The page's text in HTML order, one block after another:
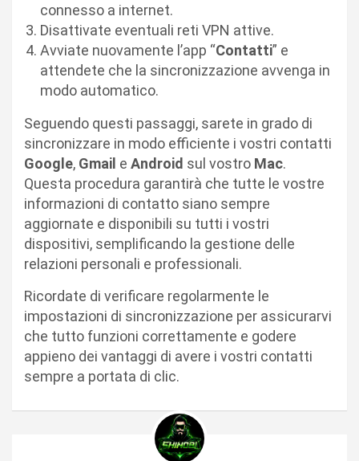
connesso a internet.
Disattivate eventuali reti VPN attive.
Avviate nuovamente l’app “Contatti” e
attendete che la sincronizzazione avvenga in
modo automatico.
Seguendo questi passaggi, sarete in grado di
sincronizzare in modo efficiente i vostri contatti
Google, Gmail e Android sul vostro Mac.
Questa procedura garantirà che tutte le vostre
informazioni di contatto siano sempre
aggiornate e disponibili su tutti i vostri
dispositivi, semplificando la gestione delle
relazioni personali e professionali.
Ricordate di verificare regolarmente le
impostazioni di sincronizzazione per assicurarvi
che tutto funzioni correttamente e godere
appieno dei vantaggi di avere i vostri contatti
sempre a portata di clic.